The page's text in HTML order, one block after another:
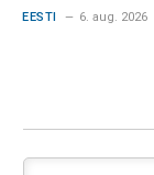
EESTI 6. aug. 2026